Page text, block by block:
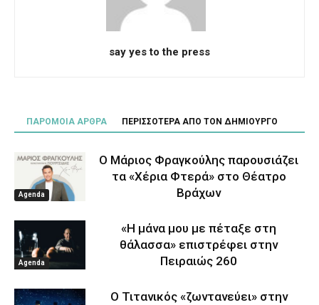
say yes to the press
ΠΑΡΟΜΟΙΑ ΑΡΘΡΑ ΠΕΡΙΣΣΟΤΕΡΑ ΑΠΟ ΤΟΝ ΔΗΜΙΟΥΡΓΟ
Agenda
Ο Μάριος Φραγκούλης παρουσιάζει
τα «Χέρια Φτερά» στο Θέατρο
Βράχων
Agenda
«Η μάνα μου με πέταξε στη
θάλασσα» επιστρέφει στην
Πειραιώς 260
Ο Τιτανικός «ζωντανεύει» στην